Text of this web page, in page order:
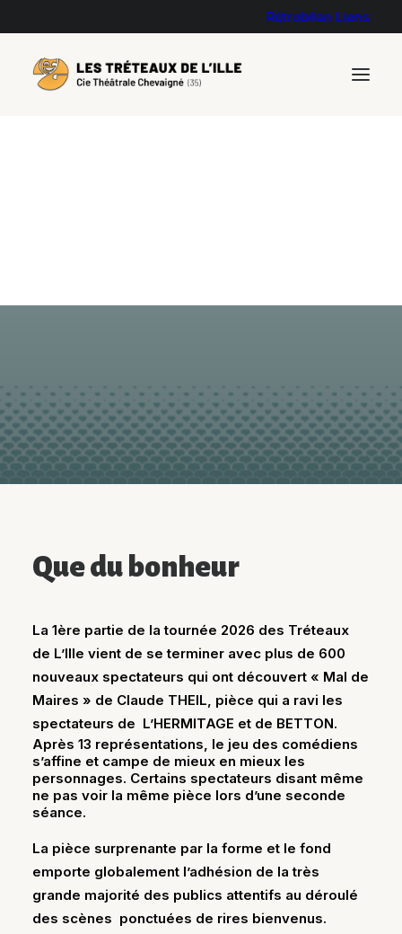
Rétrobilan Liens
Que du bonheur
La 1ère partie de la tournée 2026 des Tréteaux
de L’Ille vient de se terminer avec plus de 600
nouveaux spectateurs qui ont découvert « Mal de
Maires » de Claude THEIL, pièce qui a ravi les
spectateurs de L’HERMITAGE et de BETTON.
Après 13 représentations, le jeu des comédiens
s’affine et campe de mieux en mieux les
personnages. Certains spectateurs disant même
ne pas voir la même pièce lors d’une seconde
séance.
La pièce surprenante par la forme et le fond
emporte globalement l’adhésion de la très
grande majorité des publics attentifs au déroulé
des scènes ponctuées de rires bienvenus.